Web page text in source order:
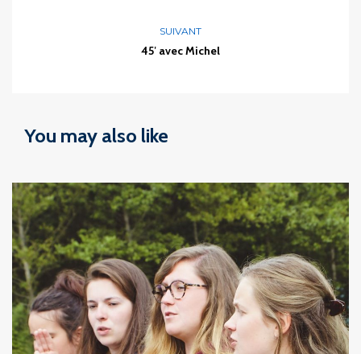
SUIVANT
45′ avec Michel
You may also like